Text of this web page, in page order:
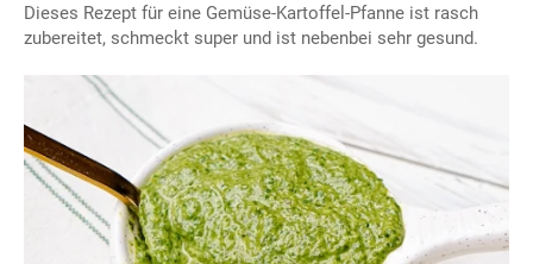
Dieses Rezept für eine Gemüse-Kartoffel-Pfanne ist rasch
zubereitet, schmeckt super und ist nebenbei sehr gesund.